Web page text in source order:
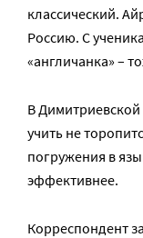
классический.
Россию. С
«англичанка» –
В
учить не
погружения в
эффективнее.
Корреспондент